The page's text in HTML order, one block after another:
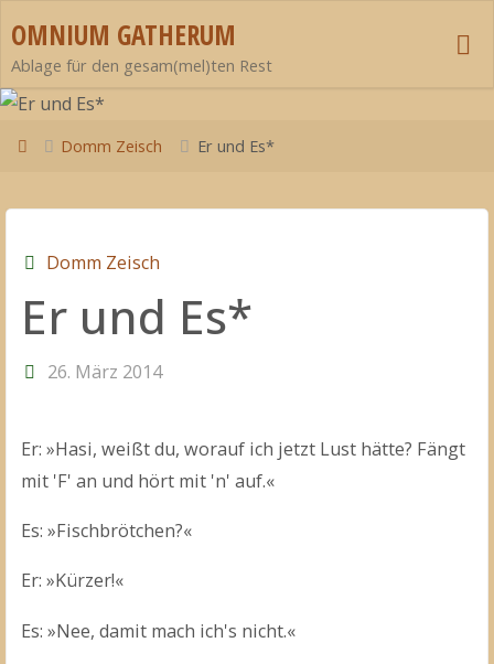
Inhalt
springen
OMNIUM GATHERUM
Ablage für den gesam(mel)ten Rest
StartDomm Zeisch Er und Es*
Domm Zeisch
Er und Es*
26. März 2014
Er: »Hasi, weißt du, worauf ich jetzt Lust hätte? Fängt
mit 'F' an und hört mit 'n' auf.«
Es: »Fischbrötchen?«
Er: »Kürzer!«
Es: »Nee, damit mach ich's nicht.«